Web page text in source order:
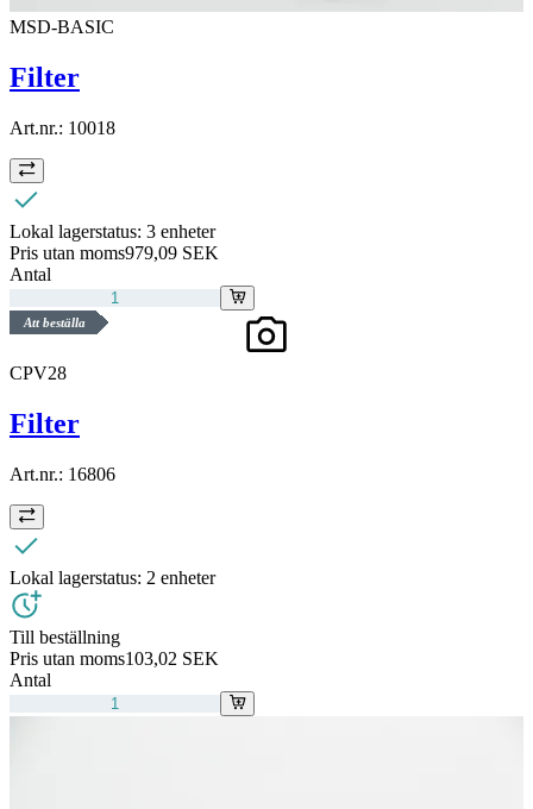
MSD-BASIC
Filter
Art.nr.: 10018
Lokal lagerstatus: 3 enheter
Pris utan moms979,09 SEK
Antal
Att beställa
CPV28
Filter
Art.nr.: 16806
Lokal lagerstatus: 2 enheter
Till beställning
Pris utan moms103,02 SEK
Antal